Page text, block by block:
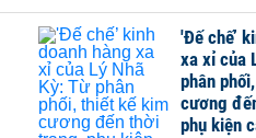
'Đế chế’
xa xỉ của
phân
cương
phụ kiện